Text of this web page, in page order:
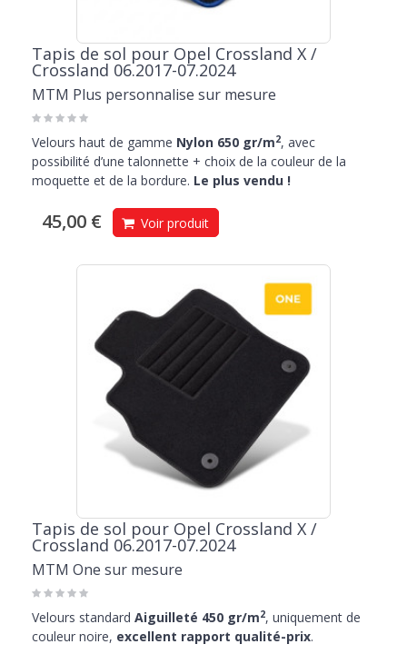
Tapis de sol pour Opel Crossland X /
Crossland 06.2017-07.2024
MTM Plus personnalise sur mesure
Velours haut de gamme Nylon 650 gr/m2, avec
possibilité d’une talonnette + choix de la couleur de la
moquette et de la bordure. Le plus vendu !
45,00 € Voir produit
Tapis de sol pour Opel Crossland X /
Crossland 06.2017-07.2024
MTM One sur mesure
Velours standard Aiguilleté 450 gr/m2, uniquement de
couleur noire, excellent rapport qualité-prix.